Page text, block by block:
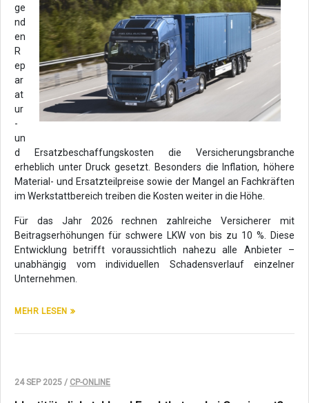
ge
nd
en
R
ep
ar
at
ur
-
un
d Ersatzbeschaffungskosten die Versicherungsbranche
erheblich unter Druck gesetzt. Besonders die Inflation, höhere
Material- und Ersatzteilpreise sowie der Mangel an Fachkräften
im Werkstattbereich treiben die Kosten weiter in die Höhe.
Für das Jahr 2026 rechnen zahlreiche Versicherer mit
Beitragserhöhungen für schwere LKW von bis zu 10 %. Diese
Entwicklung betrifft voraussichtlich nahezu alle Anbieter –
unabhängig vom individuellen Schadensverlauf einzelner
Unternehmen.
MEHR LESEN
24 SEP 2025 / CP-ONLINE